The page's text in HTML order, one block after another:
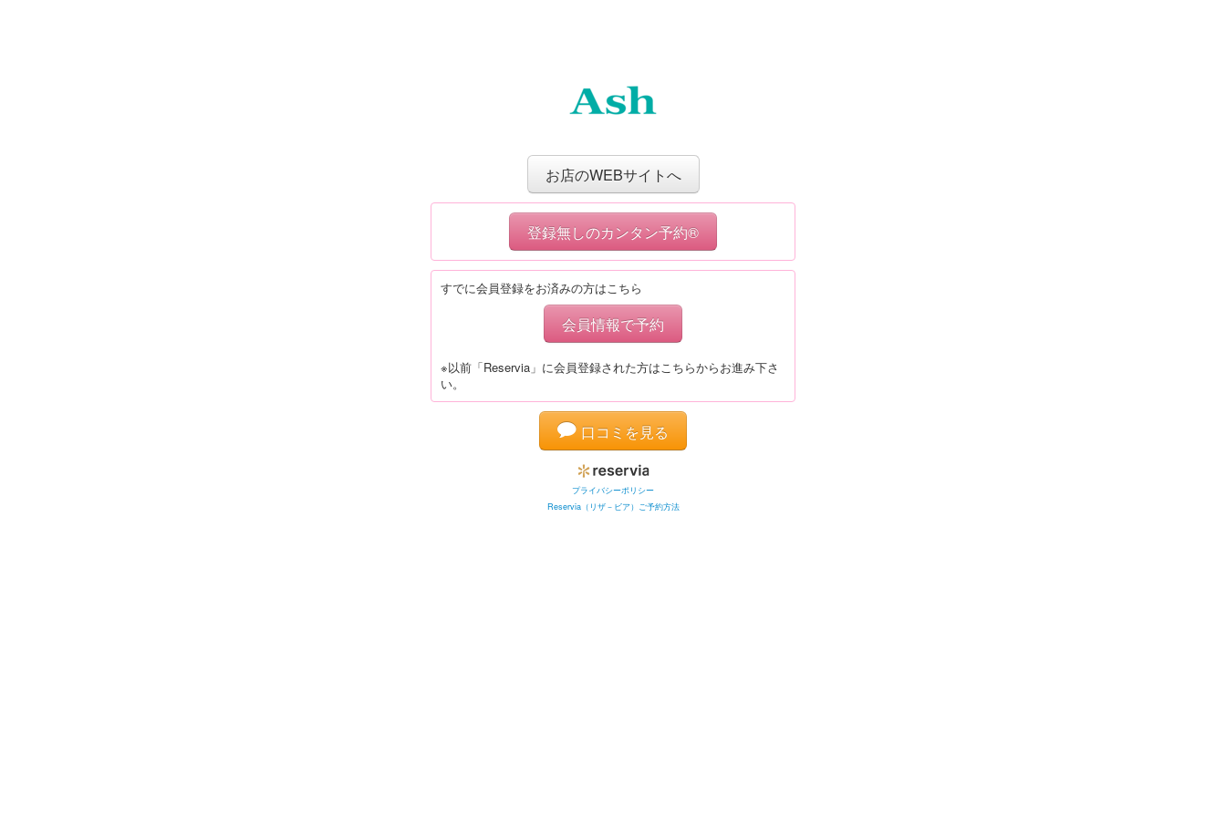
お店のWEBサイトへ
登録無しのカンタン予約®
すでに会員登録をお済みの方はこちら
会員情報で予約
※以前「Reservia」に会員登録された方はこちらからお進み下さ
い。
口コミを見る
プライバシーポリシー
Reservia（リザ－ビア）ご予約方法